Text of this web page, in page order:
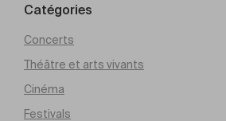
Catégories
Concerts
Théâtre et arts vivants
Cinéma
Festivals